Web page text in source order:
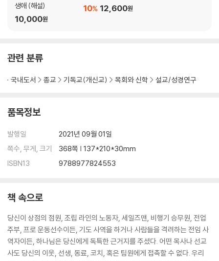
생애 (해설)
10,000원
12,600원
10%
관련 분류
국내도서 종교 기독교(개신교) 목회와 신학 설교/성경연구
품목정보
발행일
2021년 09월 01일
쪽수, 무게, 크기
368쪽 | 137*210*30mm
ISBN13
9788977824553
책 속으로
당신이 상점의 점원, 조립 라인의 노동자, 세일즈맨, 비행기 승무원, 전업
주부, 프로 운동선수이든, 기도 사역을 하거나 사람들을 격려하는 전임 사
역자이든, 하나님은 당신에게 독특한 근거지를 주셨다. 어떤 목사나 선교
사도 당신의 이웃, 선생, 동료, 코치, 혹은 팀원에게 접촉할 수 없다. 우리